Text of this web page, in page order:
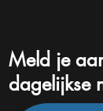
NVIDIA
Meld je
dagelijkse